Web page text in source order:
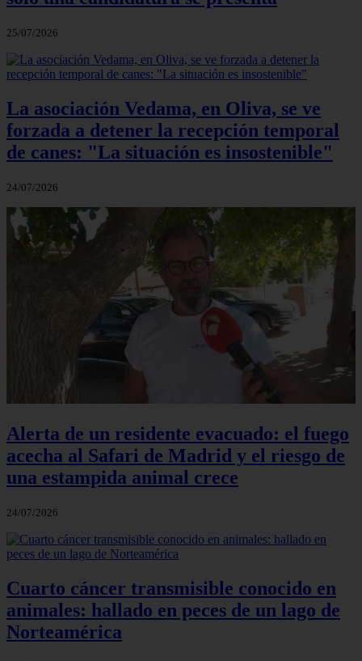
25/07/2026
La asociación Vedama, en Oliva, se ve
forzada a detener la recepción temporal
de canes: "La situación es insostenible"
24/07/2026
Alerta de un residente evacuado: el fuego
acecha al Safari de Madrid y el riesgo de
una estampida animal crece
24/07/2026
Cuarto cáncer transmisible conocido en
animales: hallado en peces de un lago de
Norteamérica